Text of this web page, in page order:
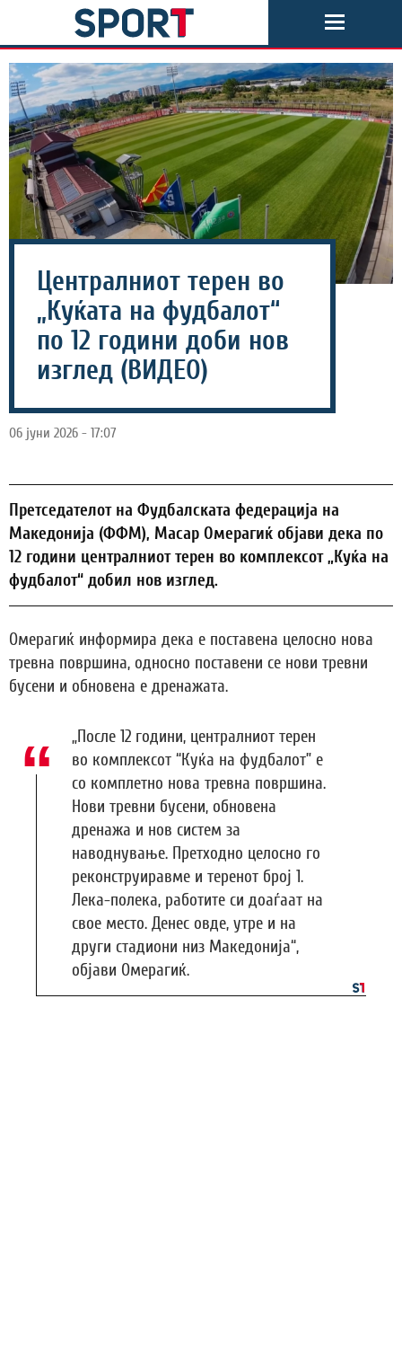
Централниот терен во
„Куќата на фудбалот“
по 12 години доби нов
изглед (ВИДЕО)
06 јуни 2026 - 17:07
Претседателот на Фудбалската федерација на
Македонија (ФФМ), Масар Омерагиќ објави дека по
12 години централниот терен во комплексот „Куќа на
фудбалот“ добил нов изглед.
Омерагиќ информира дека е поставена целосно нова
тревна површина, односно поставени се нови тревни
бусени и обновена е дренажата.
„После 12 години, централниот терен
во комплексот “Куќа на фудбалот” е
со комплетно нова тревна површина.
Нови тревни бусени, обновена
дренажа и нов систем за
наводнување. Претходно целосно го
реконструиравме и теренот број 1.
Лека-полека, работите си доаѓаат на
свое место. Денес овде, утре и на
други стадиони низ Македонија“,
објави Омерагиќ.